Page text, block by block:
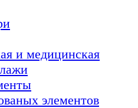
и медицинская
элементов